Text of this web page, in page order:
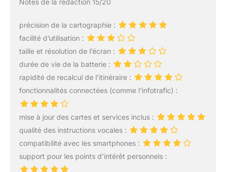
premier plan. Mises à
TomTom, obtenez les
dernières infos trafic
grâce aux mises à jour
mensuelles des cartes
pour éviter les mauvaises
surprises. Naviguez
facilement en tenant
désagréments. Écran
clair et réactif, profitez
d'un écran tactile
capacitif 5" pouces
interactif, offrant une
précision de la cartographie :
facilité d’utilisation :
taille et résolution de l’écran :
durée de vie de la batterie :
rapidité de recalcul de l’itinéraire :
fonctionnalités connectées (comme l’infotrafic) :
mise à jour des cartes et services inclus :
qualité des instructions vocales :
compatibilité avec les smartphones :
support pour les points d’intérêt personnels :